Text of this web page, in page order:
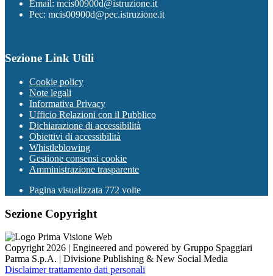
Email: mcis00900d@istruzione.it
Pec: mcis00900d@pec.istruzione.it
Sezione Link Utili
Cookie policy
Note legali
Informativa Privacy
Ufficio Relazioni con il Pubblico
Dichiarazione di accessibilità
Obiettivi di accessibilità
Whistleblowing
Gestione consensi cookie
Amministrazione trasparente
Pagina visualizzata 772 volte
Sezione Copyright
Copyright 2026 | Engineered and powered by Gruppo Spaggiari
Parma S.p.A. | Divisione Publishing & New Social Media
Disclaimer trattamento dati personali